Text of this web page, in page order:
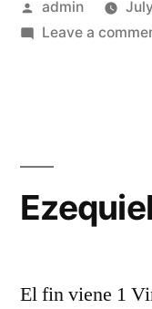
Posted
by
admin
Leave a
El fin viene 1